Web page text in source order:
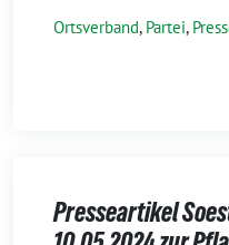
Ortsverband, Partei,
Presseartikel